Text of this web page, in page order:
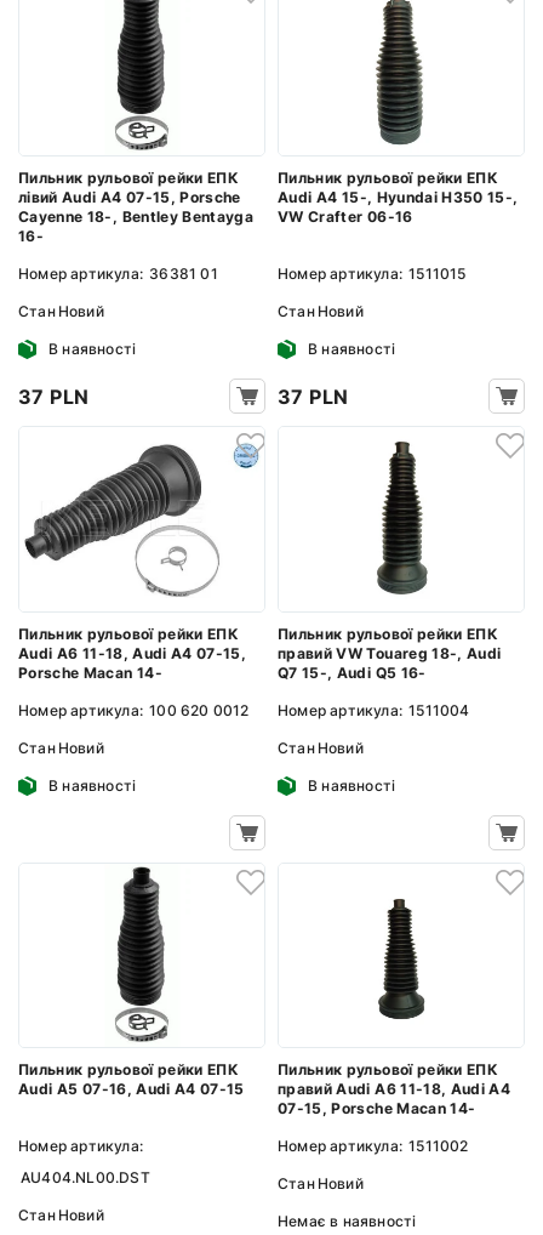
Пильник рульової рейки ЕПК
лівий Audi A4 07-15, Porsche
Cayenne 18-, Bentley Bentayga
16-
Номер артикула: 36381 01
Стан Новий
В наявності
37 PLN
Пильник рульової рейки ЕПК
Audi A4 15-, Hyundai H350 15-,
VW Crafter 06-16
Номер артикула: 1511015
Стан Новий
В наявності
37 PLN
Пильник рульової рейки ЕПК
Audi A6 11-18, Audi A4 07-15,
Porsche Macan 14-
Номер артикула: 100 620 0012
Стан Новий
В наявності
Пильник рульової рейки ЕПК
правий VW Touareg 18-, Audi
Q7 15-, Audi Q5 16-
Номер артикула: 1511004
Стан Новий
В наявності
Пильник рульової рейки ЕПК
Audi A5 07-16, Audi A4 07-15
Номер артикула:
AU404.NL00.DST
Стан Новий
Пильник рульової рейки ЕПК
правий Audi A6 11-18, Audi A4
07-15, Porsche Macan 14-
Номер артикула: 1511002
Стан Новий
Немає в наявності